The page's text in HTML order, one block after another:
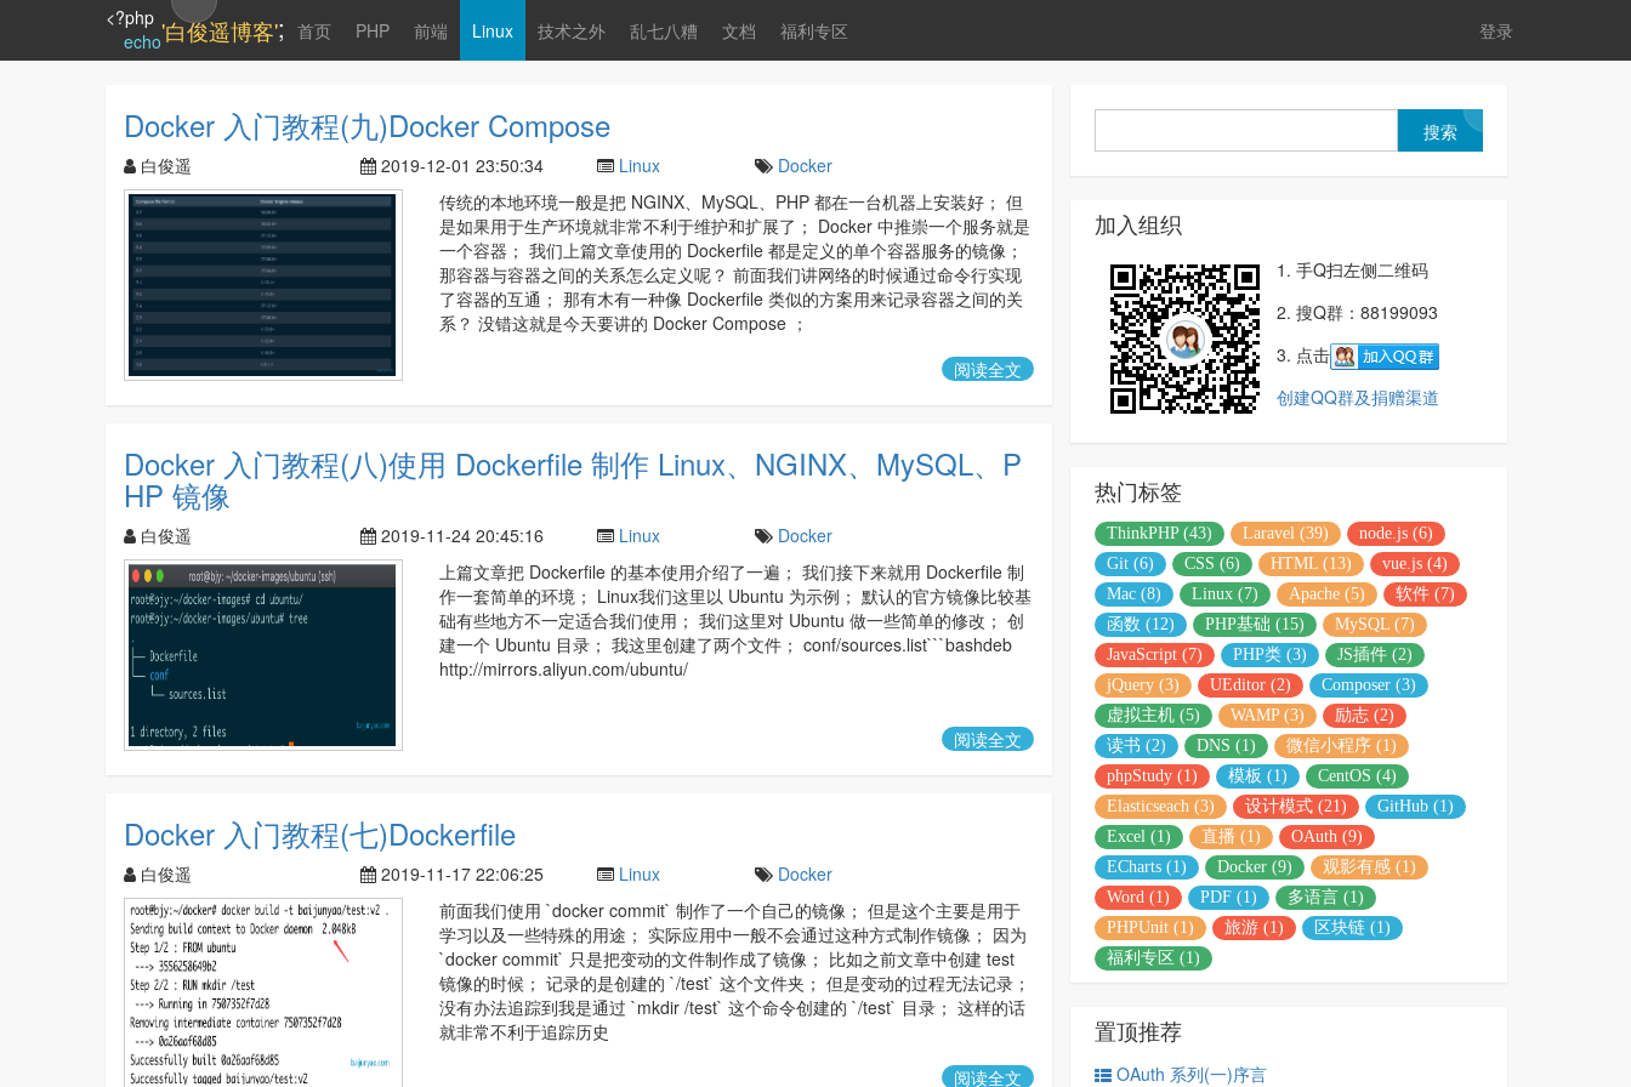
<?php
echo'白俊遥博客'; 首页 PHP 前端 Linux 技术之外 乱七八糟 文档 福利专区 登录
Docker 入门教程(九)Docker Compose
白俊遥 2019-12-01 23:50:34 Linux
Docker
传统的本地环境一般是把 NGINX、MySQL、PHP 都在一台机器上安装好； 但
是如果用于生产环境就非常不利于维护和扩展了； Docker 中推崇一个服务就是
一个容器； 我们上篇文章使用的 Dockerfile 都是定义的单个容器服务的镜像；
那容器与容器之间的关系怎么定义呢？ 前面我们讲网络的时候通过命令行实现
了容器的互通； 那有木有一种像 Dockerfile 类似的方案用来记录容器之间的关
系？ 没错这就是今天要讲的 Docker Compose ；
阅读全文
Docker 入门教程(八)使用 Dockerfile 制作 Linux、NGINX、MySQL、P
HP 镜像
白俊遥 2019-11-24 20:45:16 Linux
Docker
上篇文章把 Dockerfile 的基本使用介绍了一遍； 我们接下来就用 Dockerfile 制
作一套简单的环境； Linux我们这里以 Ubuntu 为示例； 默认的官方镜像比较基
础有些地方不一定适合我们使用； 我们这里对 Ubuntu 做一些简单的修改； 创
建一个 Ubuntu 目录； 我这里创建了两个文件； conf/sources.list```bashdeb
http://mirrors.aliyun.com/ubuntu/
阅读全文
Docker 入门教程(七)Dockerfile
白俊遥 2019-11-17 22:06:25 Linux
Docker
前面我们使用 `docker commit` 制作了一个自己的镜像； 但是这个主要是用于
学习以及一些特殊的用途； 实际应用中一般不会通过这种方式制作镜像； 因为
`docker commit` 只是把变动的文件制作成了镜像； 比如之前文章中创建 test
镜像的时候； 记录的是创建的 `/test` 这个文件夹； 但是变动的过程无法记录；
没有办法追踪到我是通过 `mkdir /test` 这个命令创建的 `/test` 目录； 这样的话
就非常不利于追踪历史
阅读全文
加入组织
1. 手Q扫左侧二维码
2. 搜Q群：88199093
3. 点击
创建QQ群及捐赠渠道
热门标签
ThinkPHP (43) Laravel (39)
node.js (6)
Git (6)
CSS (6) HTML (13)
vue.js (4)
Mac (8)
Linux (7) Apache (5)
软件 (7)
函数 (12)
PHP基础 (15)
MySQL (7)
JavaScript (7)
PHP类 (3)
JS插件 (2)
jQuery (3)
UEditor (2)
Composer (3)
虚拟主机 (5)
WAMP (3)
励志 (2)
读书 (2)
DNS (1)
微信小程序 (1)
phpStudy (1)
模板 (1)
CentOS (4)
Elasticseach (3)
设计模式 (21)
GitHub (1)
Excel (1)
直播 (1)
OAuth (9)
ECharts (1)
Docker (9)
观影有感 (1)
Word (1)
PDF (1)
多语言 (1)
PHPUnit (1)
旅游 (1)
区块链 (1)
福利专区 (1)
置顶推荐
OAuth 系列(一)序言